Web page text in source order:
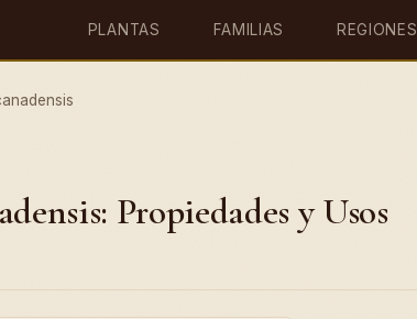
PLANTAS FAMILIAS REGIONES
Propiedades y Usos